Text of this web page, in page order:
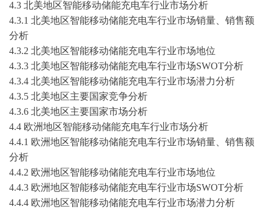
4.3 北美地区智能移动储能充电车行业市场分析
4.3.1 北美地区智能移动储能充电车行业市场销量、销售额
分析
4.3.2 北美地区智能移动储能充电车行业市场地位
4.3.3 北美地区智能移动储能充电车行业市场SWOT分析
4.3.4 北美地区智能移动储能充电车行业市场潜力分析
4.3.5 北美地区主要国家竞争分析
4.3.6 北美地区主要国家市场分析
4.4 欧洲地区智能移动储能充电车行业市场分析
4.4.1 欧洲地区智能移动储能充电车行业市场销量、销售额
分析
4.4.2 欧洲地区智能移动储能充电车行业市场地位
4.4.3 欧洲地区智能移动储能充电车行业市场SWOT分析
4.4.4 欧洲地区智能移动储能充电车行业市场潜力分析